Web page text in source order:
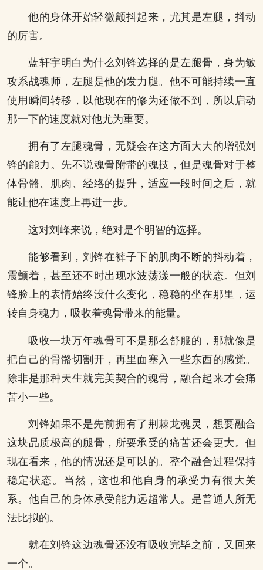
他的身体开始轻微颤抖起来，尤其是左腿，抖动
的厉害。
蓝轩宇明白为什么刘锋选择的是左腿骨，身为敏
攻系战魂师，左腿是他的发力腿。他不可能持续一直
使用瞬间转移，以他现在的修为还做不到，所以启动
那一下的速度就对他尤为重要。
拥有了左腿魂骨，无疑会在这方面大大的增强刘
锋的能力。先不说魂骨附带的魂技，但是魂骨对于整
体骨骼、肌肉、经络的提升，适应一段时间之后，就
能让他在速度上再进一步。
这对刘峰来说，绝对是个明智的选择。
能够看到，刘锋在裤子下的肌肉不断的抖动着，
震颤着，甚至还不时出现水波荡漾一般的状态。但刘
锋脸上的表情始终没什么变化，稳稳的坐在那里，运
转自身魂力，吸收着魂骨带来的能量。
吸收一块万年魂骨可不是那么舒服的，那就像是
把自己的骨骼切割开，再里面塞入一些东西的感觉。
除非是那种天生就完美契合的魂骨，融合起来才会痛
苦小一些。
刘锋如果不是先前拥有了荆棘龙魂灵，想要融合
这块品质极高的腿骨，所要承受的痛苦还会更大。但
现在看来，他的情况还是可以的。整个融合过程保持
稳定状态。当然，这也和他自身的承受力有很大关
系。他自己的身体承受能力远超常人。是普通人所无
法比拟的。
就在刘锋这边魂骨还没有吸收完毕之前，又回来
一个。